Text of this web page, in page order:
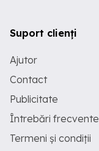
Suport clienți
Ajutor
Contact
Publicitate
Întrebări frecvente
Termeni și condiții